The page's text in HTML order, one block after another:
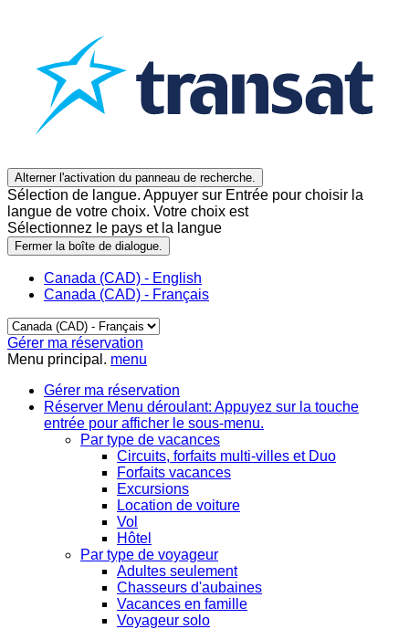
Alterner l'activation du panneau de recherche.
Sélection de langue. Appuyer sur Entrée pour choisir la
langue de votre choix. Votre choix est
Sélectionnez le pays et la langue
Fermer la boîte de dialogue.
Canada (CAD) - English
Canada (CAD) - Français
Gérer ma réservation
Menu principal. menu
Gérer ma réservation
Réserver Menu déroulant: Appuyez sur la touche
entrée pour afficher le sous-menu.
Par type de vacances
Circuits, forfaits multi-villes et Duo
Forfaits vacances
Excursions
Location de voiture
Vol
Hôtel
Par type de voyageur
Adultes seulement
Chasseurs d'aubaines
Vacances en famille
Voyageur solo